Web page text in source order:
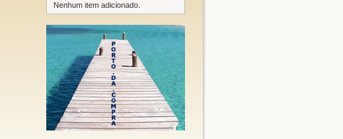
Nenhum item adicionado.